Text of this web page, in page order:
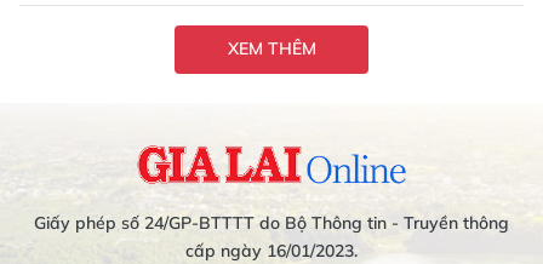
XEM THÊM
Giấy phép số 24/GP-BTTTT do Bộ Thông tin - Truyền thông
cấp ngày 16/01/2023.